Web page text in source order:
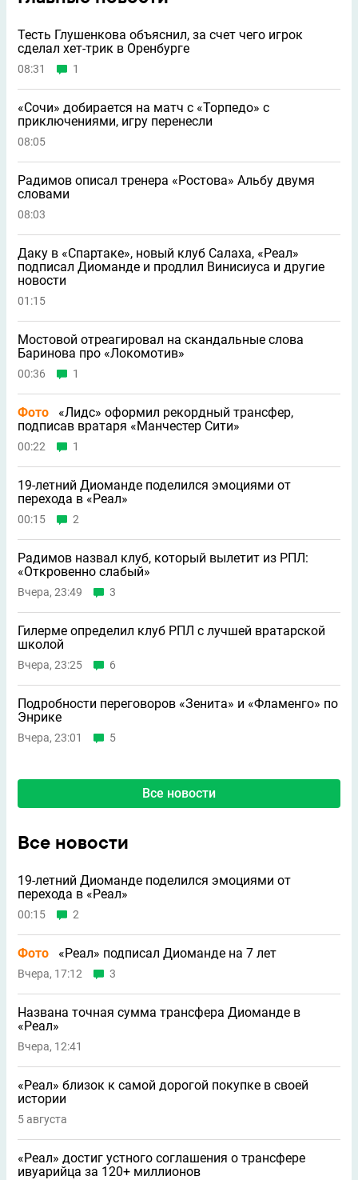
Тесть Глушенкова объяснил, за счет чего игрок
сделал хет-трик в Оренбурге
08:31 1
«Сочи» добирается на матч с «Торпедо» с
приключениями, игру перенесли
08:05
Радимов описал тренера «Ростова» Альбу двумя
словами
08:03
Даку в «Спартаке», новый клуб Салаха, «Реал»
подписал Диоманде и продлил Винисиуса и другие
новости
01:15
Мостовой отреагировал на скандальные слова
Баринова про «Локомотив»
00:36 1
Фото
«Лидс» оформил рекордный трансфер,
подписав вратаря «Манчестер Сити»
00:22 1
19-летний Диоманде поделился эмоциями от
перехода в «Реал»
00:15 2
Радимов назвал клуб, который вылетит из РПЛ:
«Откровенно слабый»
Вчера, 23:49 3
Гилерме определил клуб РПЛ с лучшей вратарской
школой
Вчера, 23:25 6
Подробности переговоров «Зенита» и «Фламенго» по
Энрике
Вчера, 23:01 5
Все новости
Все новости
19-летний Диоманде поделился эмоциями от
перехода в «Реал»
00:15 2
Фото «Реал» подписал Диоманде на 7 лет
Вчера, 17:12 3
Названа точная сумма трансфера Диоманде в
«Реал»
Вчера, 12:41
«Реал» близок к самой дорогой покупке в своей
истории
5 августа
«Реал» достиг устного соглашения о трансфере
ивуарийца за 120+ миллионов